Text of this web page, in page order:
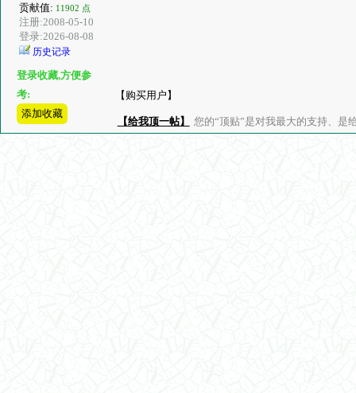
贡献值: 11902 点
注册:2008-05-10
登录:2026-08-08
历史记录
登录收藏,方便参
考:
添加收藏
【购买用户】
【给我顶一帖】 您的“顶贴”是对我最大的支持、是